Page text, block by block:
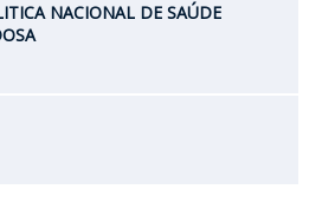
NACIONAL DE SAÚDE